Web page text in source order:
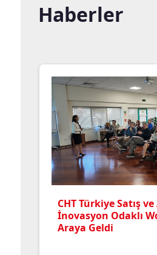
Haberler
CHT Türkiye Satış
İnovasyon Odaklı
Araya Geldi